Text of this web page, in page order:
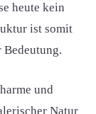
heute kein
ist somit
und
Natur